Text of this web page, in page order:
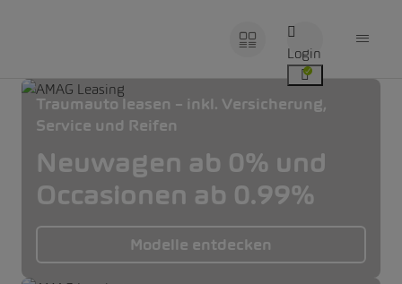
Login
Traumauto leasen – inkl. Versicherung,
Service und Reifen
Neuwagen ab 0% und
Occasionen ab 0.99%
Modelle entdecken